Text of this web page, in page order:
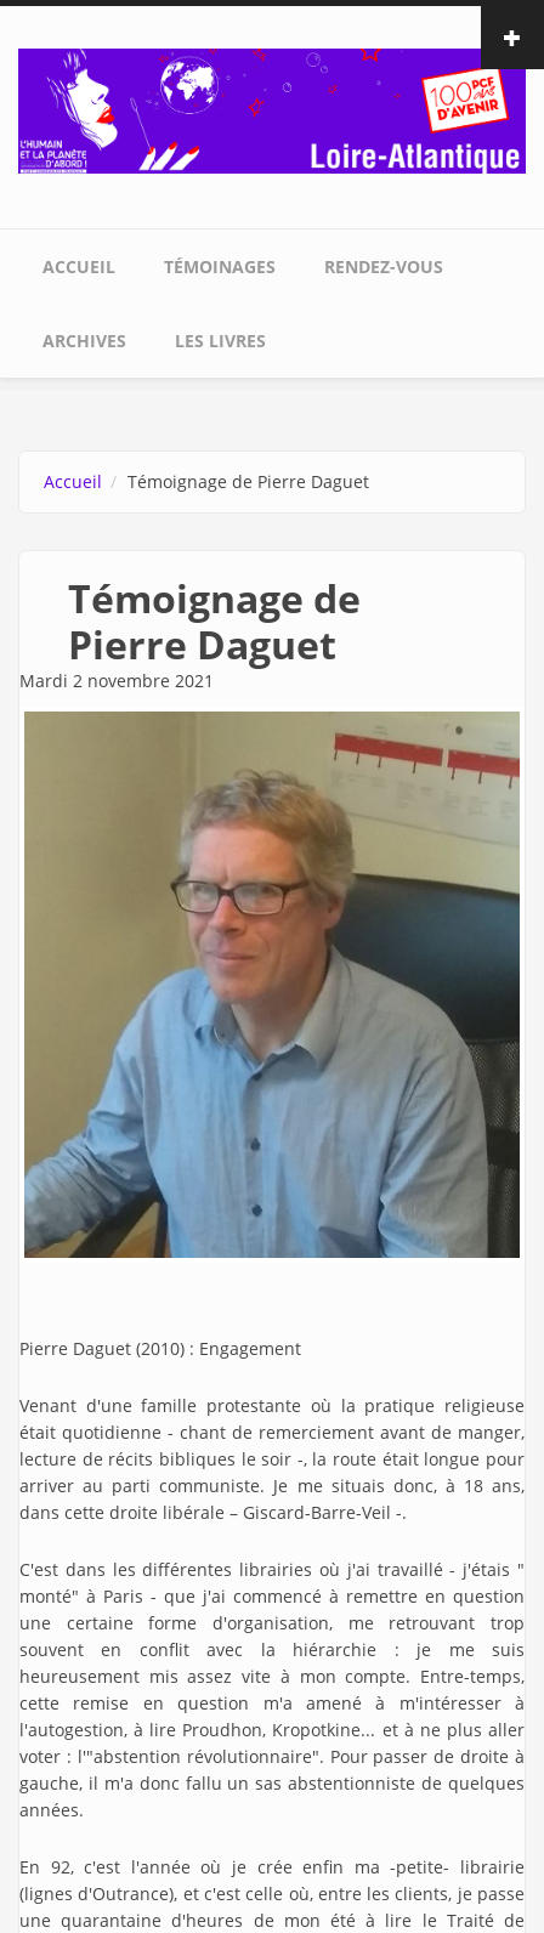
Aller au contenu principal
ACCUEIL TÉMOINAGES RENDEZ-VOUS
ARCHIVES LES LIVRES
Accueil Témoignage de Pierre Daguet
Témoignage de
Pierre Daguet
Mardi 2 novembre 2021
Pierre Daguet (2010) : Engagement
Venant d'une famille protestante où la pratique religieuse
était quotidienne - chant de remerciement avant de manger,
lecture de récits bibliques le soir -, la route était longue pour
arriver au parti communiste. Je me situais donc, à 18 ans,
dans cette droite libérale – Giscard-Barre-Veil -.
C'est dans les différentes librairies où j'ai travaillé - j'étais "
monté" à Paris - que j'ai commencé à remettre en question
une certaine forme d'organisation, me retrouvant trop
souvent en conflit avec la hiérarchie : je me suis
heureusement mis assez vite à mon compte. Entre-temps,
cette remise en question m'a amené à m'intéresser à
l'autogestion, à lire Proudhon, Kropotkine... et à ne plus aller
voter : l'"abstention révolutionnaire". Pour passer de droite à
gauche, il m'a donc fallu un sas abstentionniste de quelques
années.
En 92, c'est l'année où je crée enfin ma -petite- librairie
(lignes d'Outrance), et c'est celle où, entre les clients, je passe
une quarantaine d'heures de mon été à lire le Traité de